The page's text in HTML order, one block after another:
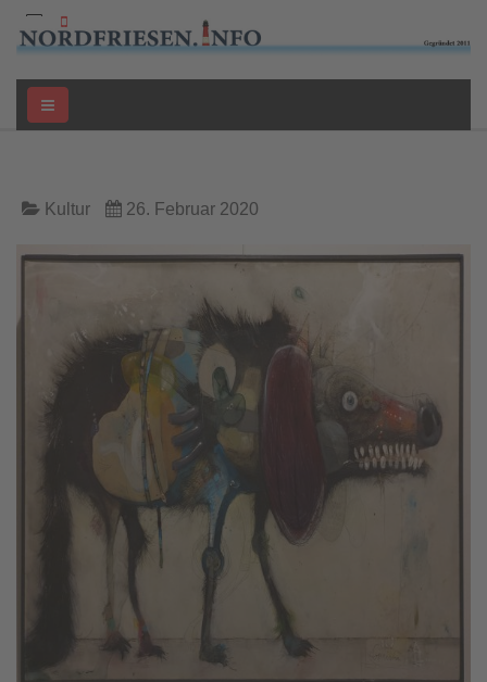
Kultur 26. Februar 2020